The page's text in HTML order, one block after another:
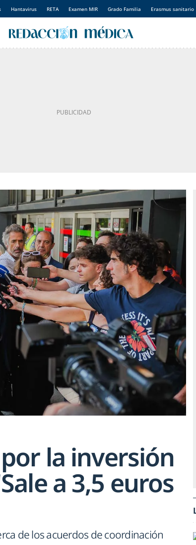
Hantavirus RETA Examen MIR Grado Familia Erasmus sanitario
la inversión
a 3,5 euros
de los acuerdos de coordinación